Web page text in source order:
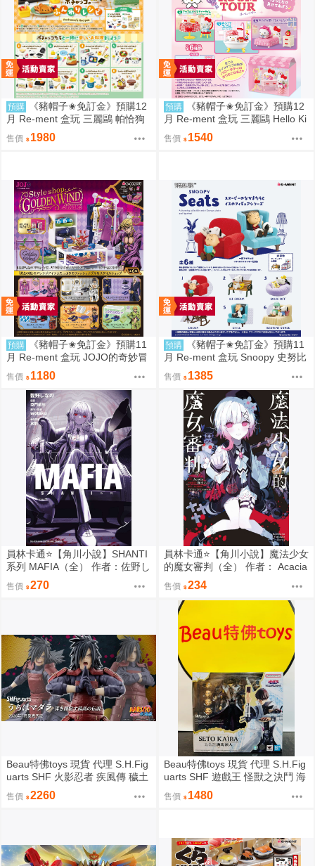
預購
《豬帽子✬免訂金》預購12
月 Re-ment 盒玩 三麗鷗 帕恰狗
烘焙食譜 中盒8入 0816
售價 1980
預購
《豬帽子✬免訂金》預購12
月 Re-ment 盒玩 三麗鷗 Hello Ki
tty 秘密房間之旅 中盒6入 0816
售價 1540
預購
《豬帽子✬免訂金》預購11
月 Re-ment 盒玩 JOJO的奇妙冒
險 服裝精品店 黃金之風 中盒6入
0816
售價 1180
預購
《豬帽子✬免訂金》預購11
月 Re-ment 盒玩 Snoopy 史努比
悠閒座椅場景 中盒6入 0816
售價 1385
員林卡通⭐️【角川小說】SHANTI
系列 MAFIA（全） 作者：佐野し
なの (附尼采書套)
售價 270
員林卡通⭐️【角川小說】魔法少女
的魔女審判（全） 作者： Acacia
(附尼采書套)
售價 234
Beau特佛toys 現貨 代理 S.H.Fig
uarts SHF 火影忍者 疾風傳 穢土
轉身 宇智波斑 0209
售價 2260
Beau特佛toys 現貨 代理 S.H.Fig
uarts SHF 遊戲王 怪獸之決鬥 海
馬瀬人 0209
售價 1480